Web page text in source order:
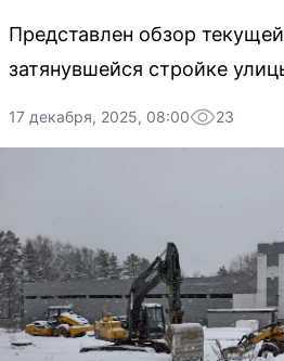
Представлен обзор
затянувшейся стройке
17 декабря, 2025, 08:00 23